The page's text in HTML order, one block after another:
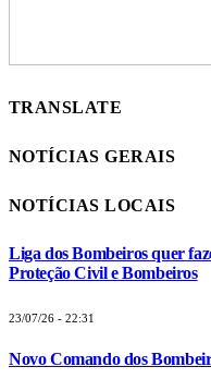
TRANSLATE
NOTÍCIAS GERAIS
NOTÍCIAS LOCAIS
Liga dos Bombeiros quer
Proteção Civil e Bombeiros
23/07/26 - 22:31
Novo Comando dos